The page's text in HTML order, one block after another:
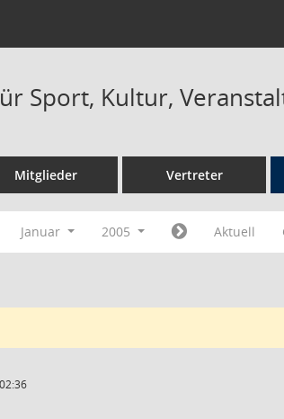
Sport, Kultur,
Mitglieder Vertreter
Januar 2005 Aktuell